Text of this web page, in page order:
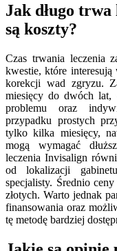
Jak długo
są koszty?
Czas trwania leczenia
kwestie, które
korekcji wad zgryzu.
miesięcy do dwóch lat,
problemu oraz
przypadku prostych
tylko kilka miesięcy,
mogą wymagać
leczenia Invisalign
od lokalizacji
specjalisty. Średnio
złotych. Warto jednak
finansowania oraz
tę metodę bardziej